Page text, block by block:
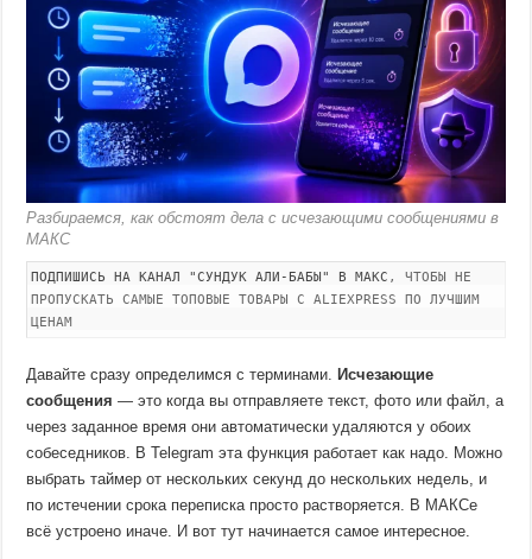
Разбираемся, как обстоят дела с исчезающими сообщениями в
МАКС
ПОДПИШИСЬ НА КАНАЛ "СУНДУК АЛИ-БАБЫ" В МАКС , ЧТОБЫ НЕ
ПРОПУСКАТЬ САМЫЕ ТОПОВЫЕ ТОВАРЫ С ALIEXPRESS ПО ЛУЧШИМ
ЦЕНАМ
Давайте сразу определимся с терминами.
Исчезающие
сообщения — это когда вы отправляете текст, фото или файл, а
через заданное время они автоматически удаляются у обоих
собеседников. В Telegram эта функция работает как надо. Можно
выбрать таймер от нескольких секунд до нескольких недель, и
по истечении срока переписка просто растворяется. В МАКСе
всё устроено иначе. И вот тут начинается самое интересное.